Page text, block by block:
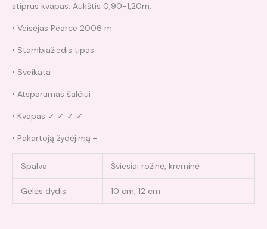
stiprus kvapas. Aukštis 0,90-1,20m.
• Veisėjas Pearce 2006 m.
• Stambiažiedis tipas
• Sveikata
• Atsparumas šalčiui
• Kvapas ✓ ✓ ✓ ✓
• Pakartoją žydėjimą +
Spalva Šviesiai rožinė, kreminė
Gėlės dydis 10 cm, 12 cm